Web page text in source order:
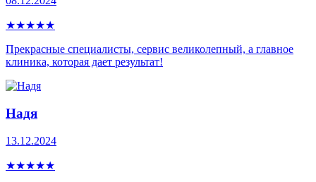
★★★★★
Прекрасные специалисты, сервис великолепный, а главное
клиника, которая дает результат!
Надя
13.12.2024
★★★★★